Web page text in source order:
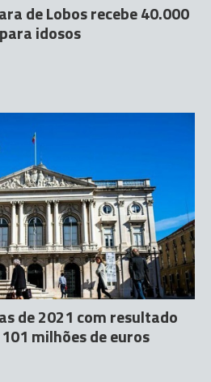
de Lobos recebe 40.000
idosos
de 2021 com resultado
milhões de euros